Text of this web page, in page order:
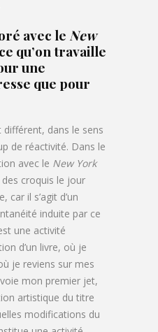
avec le New
qu’on travaille
une
que pour
différent, dans le sens
de réactivité. Dans le
avec le New York
croquis le jour
car il s’agit d’un
induite par ce
une activité
d’un livre, où je
je reviens sur mes
mon premier jet,
artistique du titre
modifications du